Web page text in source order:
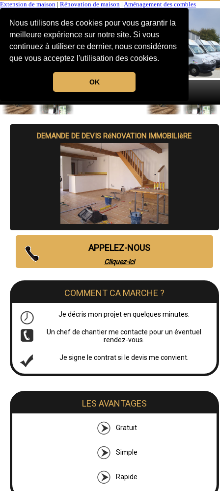
Nous utilisons des cookies pour vous garantir la
meilleure expérience sur notre site. Si vous
continuez à utiliser ce dernier, nous considérons
que vous acceptez l'utilisation des cookies.
OK
Extension de maison Rénovation de maison Aménagement des combles
MENU
DEMANDE DE DEVIS RéNOVATION IMMOBILIèRE
APPELEZ-NOUS
Cliquez-ici
COMMENT CA MARCHE ?
Je décris mon projet en quelques minutes.
Un chef de chantier me contacte pour un éventuel
rendez-vous.
Je signe le contrat si le devis me convient.
LES AVANTAGES
Gratuit
Simple
Rapide